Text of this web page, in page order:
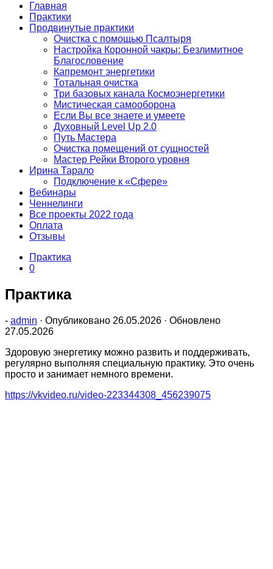
Главная
Практики
Продвинутые практики
Очистка с помощью Псалтыря
Настройка Коронной чакры: Безлимитное
Благословение
Капремонт энергетики
Тотальная очистка
Три базовых канала Космоэнергетики
Мистическая самооборона
Если Вы все знаете и умеете
Духовный Level Up 2.0
Путь Мастера
Очистка помещений от сущностей
Мастер Рейки Второго уровня
Ирина Тарало
Подключение к «Сфере»
Вебинары
Ченнелинги
Все проекты 2022 года
Оплата
Отзывы
Практика
0
Практика
- admin · Опубликовано 26.05.2026 · Обновлено
27.05.2026
Здоровую энергетику можно развить и поддерживать,
регулярно выполняя специальную практику. Это очень
просто и занимает немного времени.
https://vkvideo.ru/video-223344308_456239075